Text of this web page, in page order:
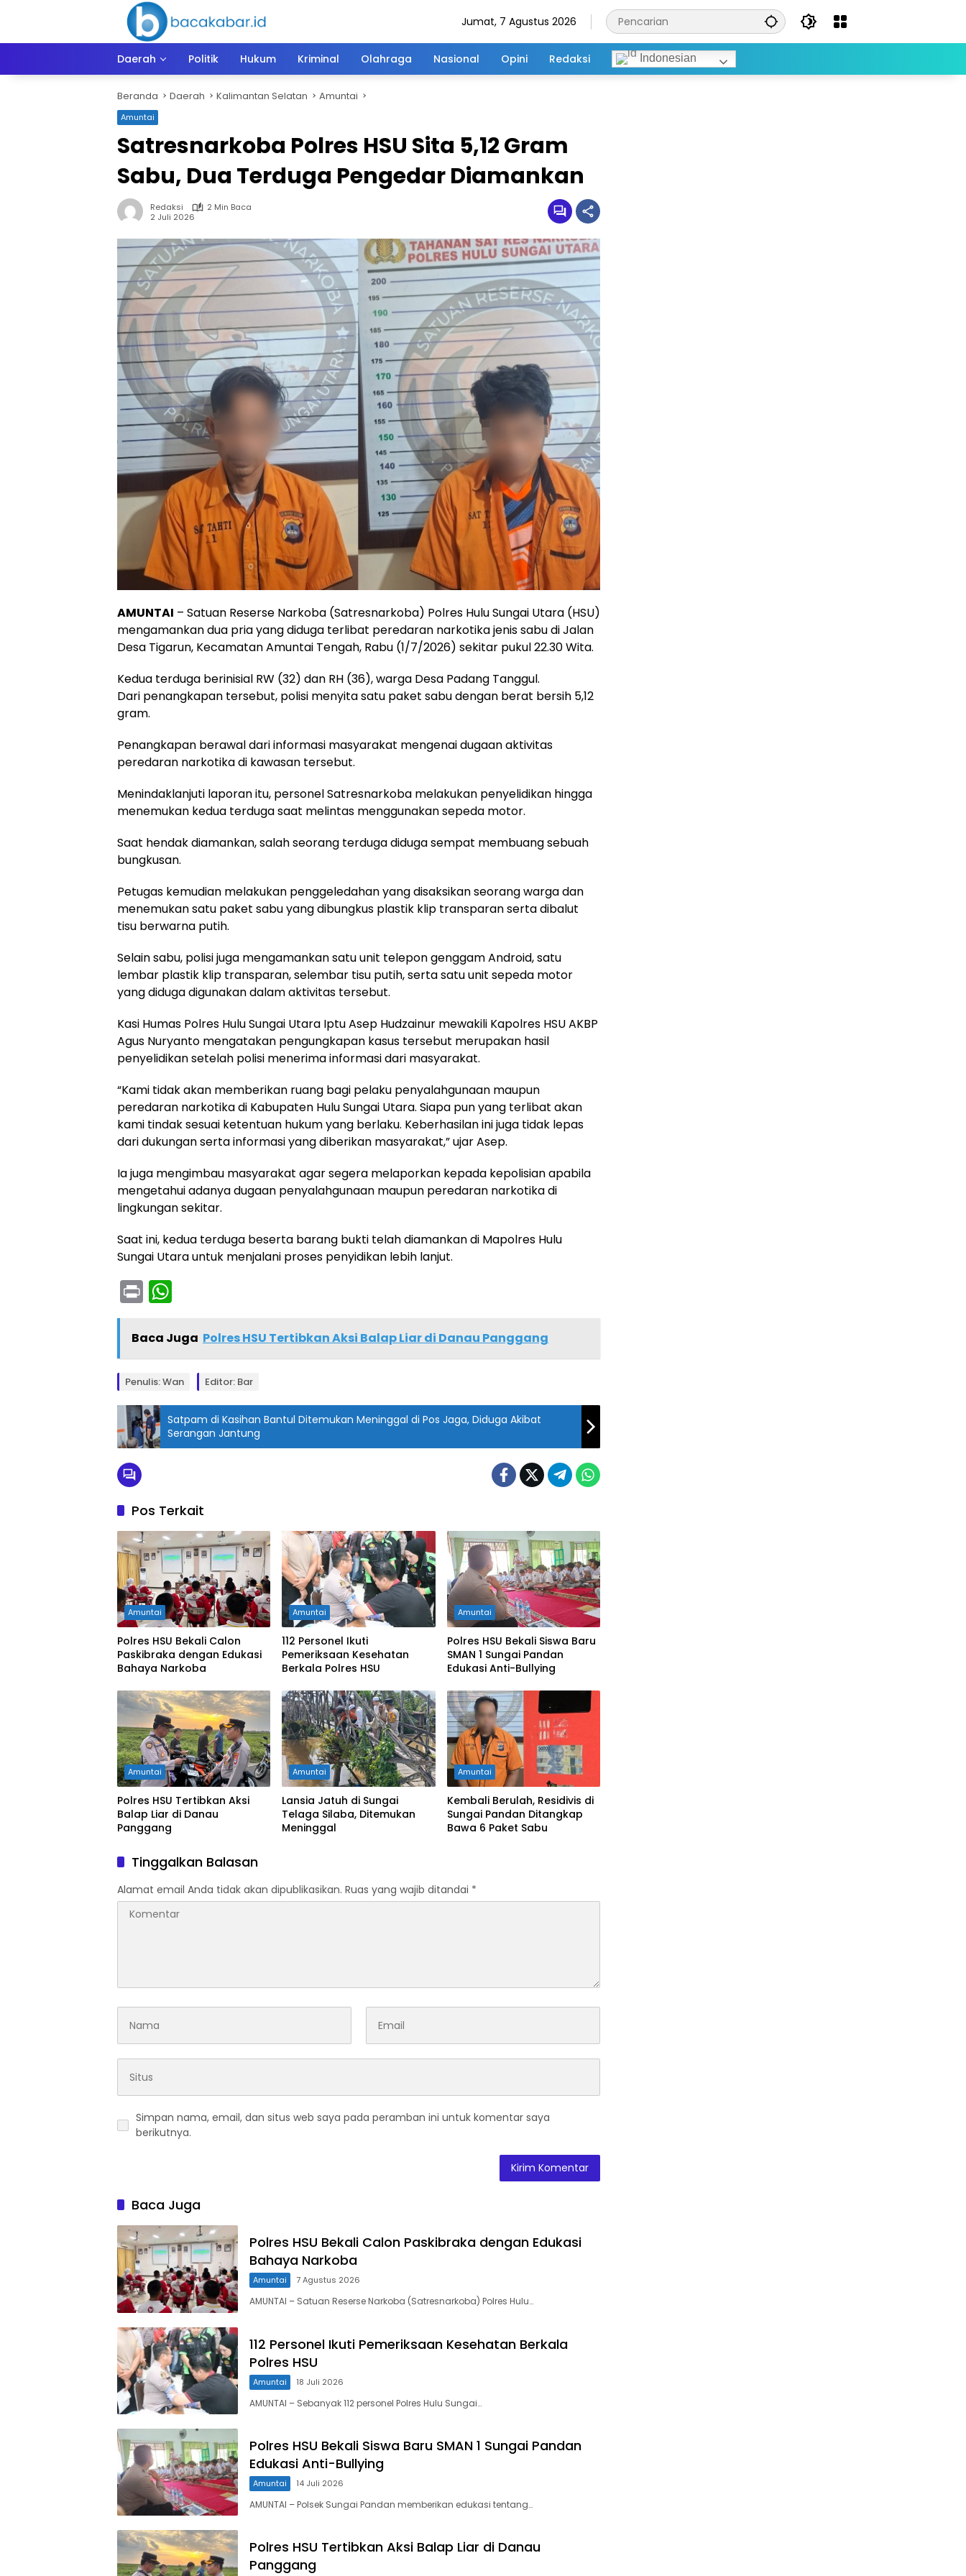
Jumat, 7 Agustus 2026
Daerah Politik Hukum Kriminal Olahraga Nasional Opini Redaksi Indonesian
Beranda Daerah Kalimantan Selatan Amuntai
Amuntai
Satresnarkoba Polres HSU Sita 5,12 Gram
Sabu, Dua Terduga Pengedar Diamankan
Redaksi
2 Min Baca
2 Juli 2026
AMUNTAI – Satuan Reserse Narkoba (Satresnarkoba) Polres Hulu Sungai Utara (HSU)
mengamankan dua pria yang diduga terlibat peredaran narkotika jenis sabu di Jalan
Desa Tigarun, Kecamatan Amuntai Tengah, Rabu (1/7/2026) sekitar pukul 22.30 Wita.
Kedua terduga berinisial RW (32) dan RH (36), warga Desa Padang Tanggul.
Dari penangkapan tersebut, polisi menyita satu paket sabu dengan berat bersih 5,12
gram.
Penangkapan berawal dari informasi masyarakat mengenai dugaan aktivitas
peredaran narkotika di kawasan tersebut.
Menindaklanjuti laporan itu, personel Satresnarkoba melakukan penyelidikan hingga
menemukan kedua terduga saat melintas menggunakan sepeda motor.
Saat hendak diamankan, salah seorang terduga diduga sempat membuang sebuah
bungkusan.
Petugas kemudian melakukan penggeledahan yang disaksikan seorang warga dan
menemukan satu paket sabu yang dibungkus plastik klip transparan serta dibalut
tisu berwarna putih.
Selain sabu, polisi juga mengamankan satu unit telepon genggam Android, satu
lembar plastik klip transparan, selembar tisu putih, serta satu unit sepeda motor
yang diduga digunakan dalam aktivitas tersebut.
Kasi Humas Polres Hulu Sungai Utara Iptu Asep Hudzainur mewakili Kapolres HSU AKBP
Agus Nuryanto mengatakan pengungkapan kasus tersebut merupakan hasil
penyelidikan setelah polisi menerima informasi dari masyarakat.
“Kami tidak akan memberikan ruang bagi pelaku penyalahgunaan maupun
peredaran narkotika di Kabupaten Hulu Sungai Utara. Siapa pun yang terlibat akan
kami tindak sesuai ketentuan hukum yang berlaku. Keberhasilan ini juga tidak lepas
dari dukungan serta informasi yang diberikan masyarakat,” ujar Asep.
Ia juga mengimbau masyarakat agar segera melaporkan kepada kepolisian apabila
mengetahui adanya dugaan penyalahgunaan maupun peredaran narkotika di
lingkungan sekitar.
Saat ini, kedua terduga beserta barang bukti telah diamankan di Mapolres Hulu
Sungai Utara untuk menjalani proses penyidikan lebih lanjut.
Pr
in
t a
ts
A
p
p
Baca Juga Polres HSU Tertibkan Aksi Balap Liar di Danau Panggang
Penulis: Wan Editor: Bar
Satpam di Kasihan Bantul Ditemukan Meninggal di Pos Jaga, Diduga Akibat
Serangan Jantung
Pos Terkait
Amuntai
Polres HSU Bekali Calon
Paskibraka dengan Edukasi
Bahaya Narkoba
Amuntai
112 Personel Ikuti
Pemeriksaan Kesehatan
Berkala Polres HSU
Amuntai
Polres HSU Bekali Siswa Baru
SMAN 1 Sungai Pandan
Edukasi Anti-Bullying
Amuntai
Polres HSU Tertibkan Aksi
Balap Liar di Danau
Panggang
Amuntai
Lansia Jatuh di Sungai
Telaga Silaba, Ditemukan
Meninggal
Amuntai
Kembali Berulah, Residivis di
Sungai Pandan Ditangkap
Bawa 6 Paket Sabu
Tinggalkan Balasan
Alamat email Anda tidak akan dipublikasikan. Ruas yang wajib ditandai *
Simpan nama, email, dan situs web saya pada peramban ini untuk komentar saya
berikutnya.
Baca Juga
Polres HSU Bekali Calon Paskibraka dengan Edukasi
Bahaya Narkoba
Amuntai 7 Agustus 2026
AMUNTAI – Satuan Reserse Narkoba (Satresnarkoba) Polres Hulu…
112 Personel Ikuti Pemeriksaan Kesehatan Berkala
Polres HSU
Amuntai 18 Juli 2026
AMUNTAI – Sebanyak 112 personel Polres Hulu Sungai…
Polres HSU Bekali Siswa Baru SMAN 1 Sungai Pandan
Edukasi Anti-Bullying
Amuntai 14 Juli 2026
AMUNTAI – Polsek Sungai Pandan memberikan edukasi tentang…
Polres HSU Tertibkan Aksi Balap Liar di Danau
Panggang